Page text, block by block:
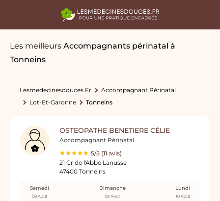
Les meilleurs Accompagnants périnatal à
Tonneins
Lesmedecinesdouces.fr
Accompagnant Périnatal
Lot-Et-Garonne
Tonneins
OSTEOPATHE BENETIERE CÉLIE
Accompagnant Périnatal
5/5 (11 avis)
21 Cr de l'Abbé Lanusse
47400 Tonneins
Samedi
08 Août
Dimanche
09 Août
Lundi
10 Août